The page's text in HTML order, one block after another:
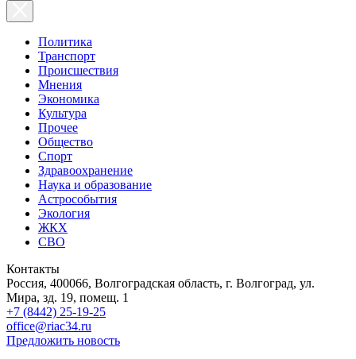
Политика
Транспорт
Происшествия
Мнения
Экономика
Культура
Прочее
Общество
Спорт
Здравоохранение
Наука и образование
Астрособытия
Экология
ЖКХ
СВО
Контакты
Россия, 400066, Волгоградская область, г. Волгоград, ул.
Мира, зд. 19, помещ. 1
+7 (8442) 25-19-25
office@riac34.ru
Предложить новость